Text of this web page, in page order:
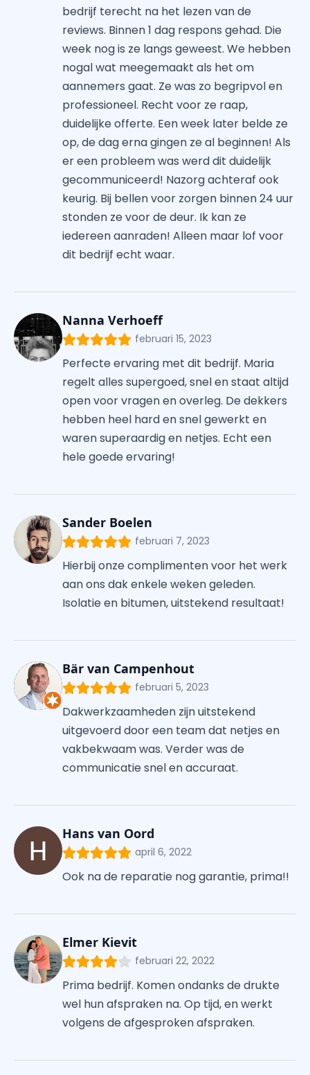
bedrijf terecht na het lezen van de
reviews. Binnen 1 dag respons gehad. Die
week nog is ze langs geweest. We hebben
nogal wat meegemaakt als het om
aannemers gaat. Ze was zo begripvol en
professioneel. Recht voor ze raap,
duidelijke offerte. Een week later belde ze
op, de dag erna gingen ze al beginnen! Als
er een probleem was werd dit duidelijk
gecommuniceerd! Nazorg achteraf ook
keurig. Bij bellen voor zorgen binnen 24 uur
stonden ze voor de deur. Ik kan ze
iedereen aanraden! Alleen maar lof voor
dit bedrijf echt waar.
Nanna Verhoeff
februari 15, 2023
Perfecte ervaring met dit bedrijf. Maria
regelt alles supergoed, snel en staat altijd
open voor vragen en overleg. De dekkers
hebben heel hard en snel gewerkt en
waren superaardig en netjes. Echt een
hele goede ervaring!
Sander Boelen
februari 7, 2023
Hierbij onze complimenten voor het werk
aan ons dak enkele weken geleden.
Isolatie en bitumen, uitstekend resultaat!
Bär van Campenhout
februari 5, 2023
Dakwerkzaamheden zijn uitstekend
uitgevoerd door een team dat netjes en
vakbekwaam was. Verder was de
communicatie snel en accuraat.
Hans van Oord
april 6, 2022
Ook na de reparatie nog garantie, prima!!
Elmer Kievit
februari 22, 2022
Prima bedrijf. Komen ondanks de drukte
wel hun afspraken na. Op tijd, en werkt
volgens de afgesproken afspraken.